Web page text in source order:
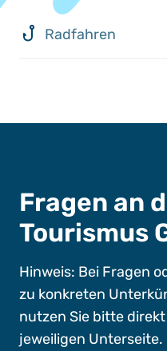
Radfahren
Fragen an
Tourismus
Hinweis: Bei Fragen
zu konkreten
nutzen Sie bitte
jeweiligen Unterseite.